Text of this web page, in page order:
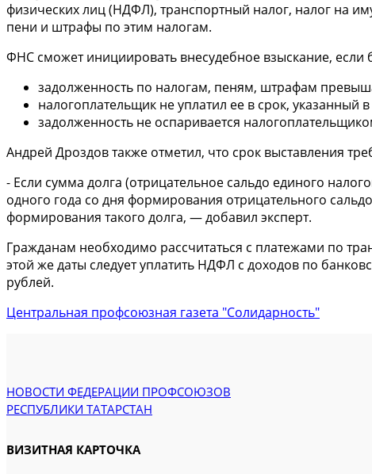
физических лиц (НДФЛ), транспортный налог, налог на
пени и штрафы по этим налогам.
ФНС сможет инициировать внесудебное взыскание, если
задолженность по налогам, пеням, штрафам
налогоплательщик не уплатил ее в срок,
задолженность не оспаривается
Андрей Дроздов также отметил, что срок выставления
- Если сумма долга (отрицательное сальдо единого
одного года со дня формирования отрицательного
формирования такого долга, — добавил эксперт.
Гражданам необходимо рассчитаться с платежами по
этой же даты следует уплатить НДФЛ с доходов по
рублей.
Центральная профсоюзная газета "Солидарность"
НОВОСТИ ФЕДЕРАЦИИ ПРОФСОЮЗОВ
РЕСПУБЛИКИ ТАТАРСТАН
ВИЗИТНАЯ КАРТОЧКА